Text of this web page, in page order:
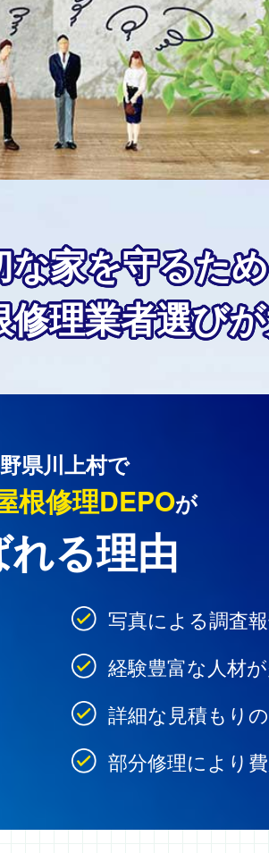
な家を守るた
修理業者選びが
県川上村で
根修理DEPOが
る理由
写真による調査
経験豊富な人材
詳細な見積もり
部分修理により